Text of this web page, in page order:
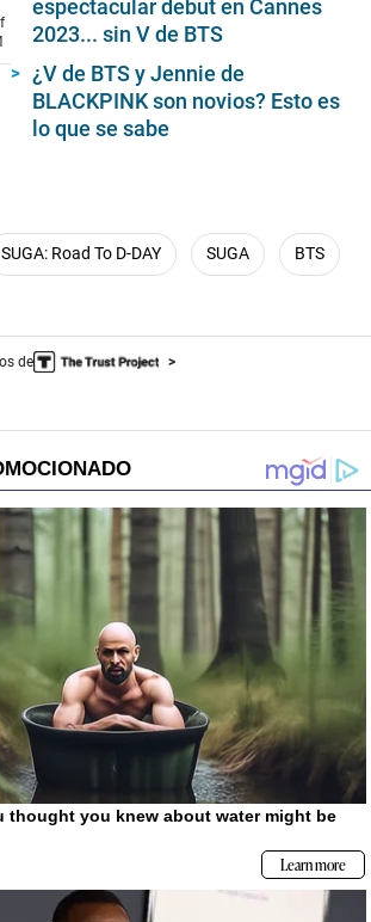
espectacular debut en Cannes
2023... sin V de BTS
¿V de BTS y Jennie de
BLACKPINK son novios? Esto es
lo que se sabe
SUGA: Road To D-DAY SUGA BTS
de